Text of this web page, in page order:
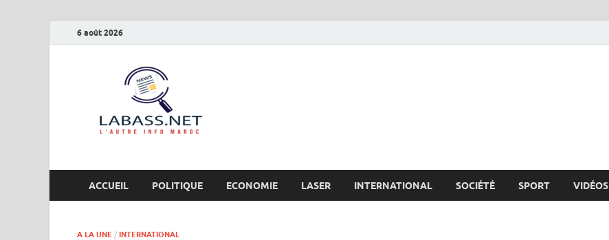
6 août 2026
ACCUEIL POLITIQUE ECONOMIE LASER INTERNATIONAL SOCIÉTÉ SPORT VIDÉOS
A LA UNE / INTERNATIONAL